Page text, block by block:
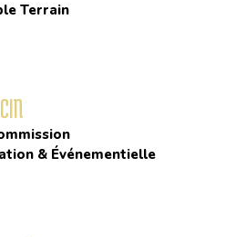
Terrain
& Événementielle